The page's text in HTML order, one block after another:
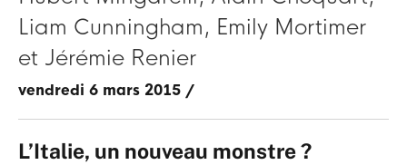
Liam Cunningham
Emily Mortimer
Jérémie Renier
vendredi 6 mars 2015 /
L’Italie, un nouveau monstre ?